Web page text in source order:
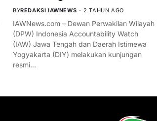
BYREDAKSI IAWNEWS 2 TAHUN AGO
IAWNews.com – Dewan Perwakilan Wilayah
(DPW) Indonesia Accountability Watch
(IAW) Jawa Tengah dan Daerah Istimewa
Yogyakarta (DIY) melakukan kunjungan
resmi…